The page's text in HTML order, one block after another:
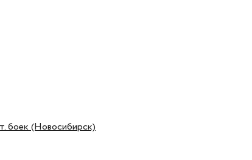
боек (Новосибирск)